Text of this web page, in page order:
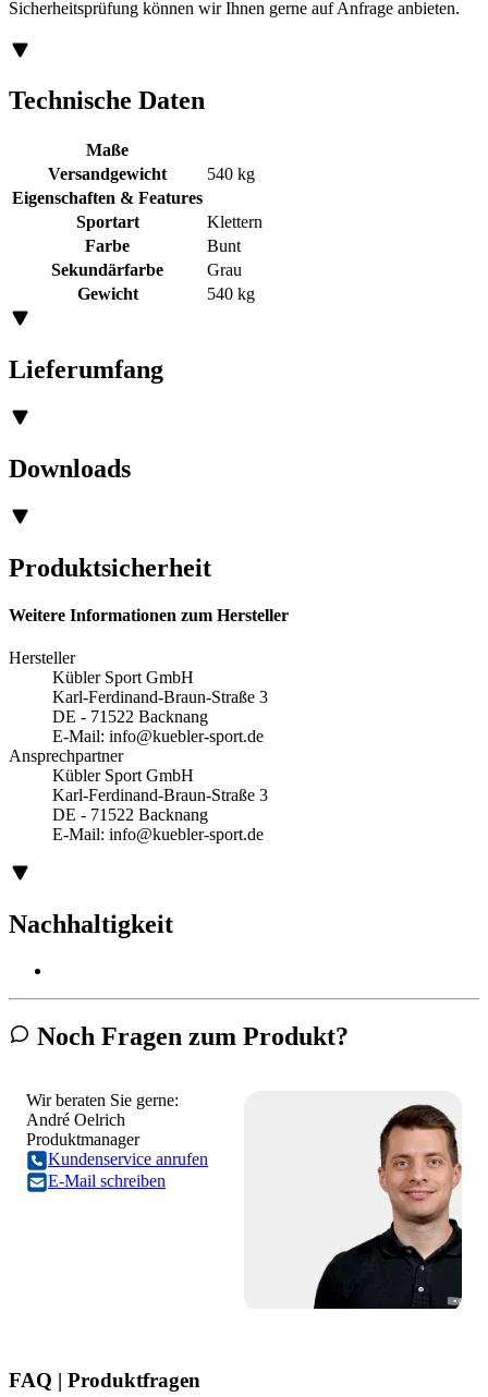
Sicherheitsprüfung können wir Ihnen gerne auf Anfrage anbieten.
Technische Daten
Maße
Versandgewicht
540 kg
Eigenschaften & Features
Sportart
Klettern
Farbe
Bunt
Sekundärfarbe
Grau
Gewicht
540 kg
Lieferumfang
Downloads
Produktsicherheit
Weitere Informationen zum Hersteller
Hersteller
Kübler Sport GmbH
Karl-Ferdinand-Braun-Straße 3
DE - 71522 Backnang
E-Mail: info@kuebler-sport.de
Ansprechpartner
Kübler Sport GmbH
Karl-Ferdinand-Braun-Straße 3
DE - 71522 Backnang
E-Mail: info@kuebler-sport.de
Nachhaltigkeit
Noch Fragen zum Produkt?
Wir beraten Sie gerne:
André Oelrich
Produktmanager
Kundenservice anrufen
E-Mail schreiben
FAQ | Produktfragen